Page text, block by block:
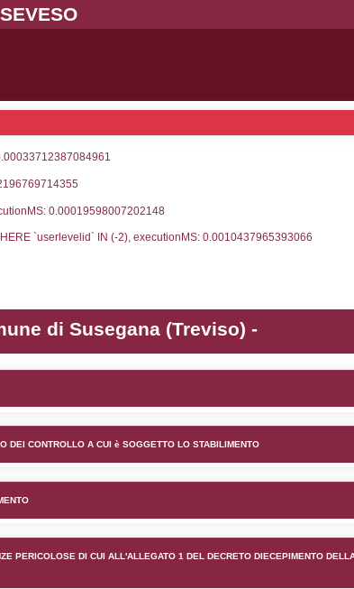
Portale
`userlevelid` = -2, executionMS:
WHERE `userlevelid` = -2,
S.p.A. nel